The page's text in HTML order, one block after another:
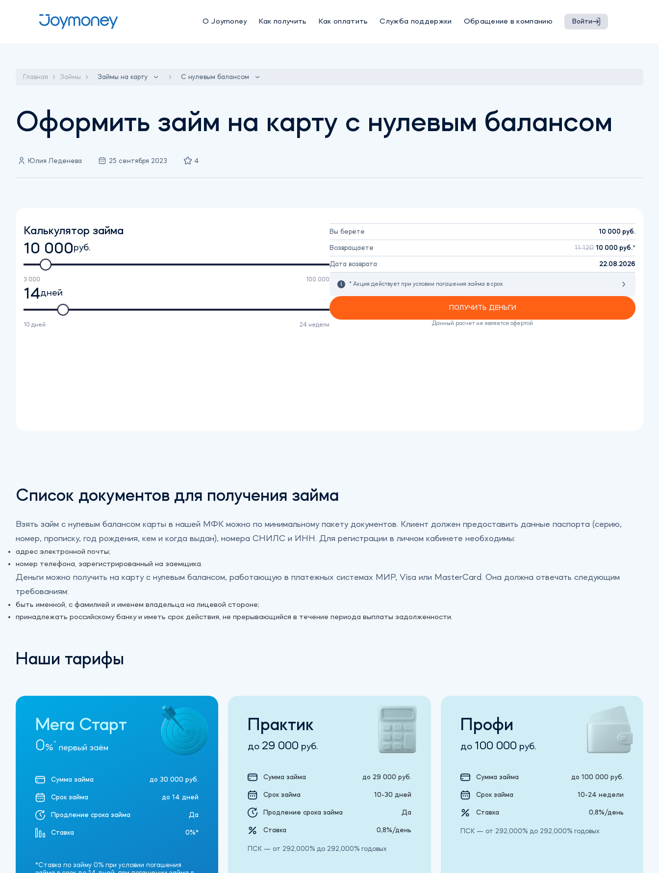
О Joymoney Как получить Как оплатить Служба поддержки Обращение в компанию Войти
Главная Займы Займы на карту C нулевым балансом
Оформить займ на карту с нулевым балансом
Юлия Леденева 25 сентября 2023 4
Калькулятор займа
10 000руб.
3 000 100 000
14дней
10 дней 24 недели
Вы берёте 10 000 руб.
Возвращаете 11 120 10 000 руб.
Дата возврата 22.08.2026
* Акция действует при условии погашения займа в срок
ПОЛУЧИТЬ ДЕНЬГИ
Данный расчет не является офертой
Список документов для получения займа
Взять займ с нулевым балансом карты в нашей МФК можно по минимальному пакету документов. Клиент должен предоставить данные паспорта (серию,
номер, прописку, год рождения, кем и когда выдан), номера СНИЛС и ИНН. Для регистрации в личном кабинете необходимы:
адрес электронной почты;
номер телефона, зарегистрированный на заемщика.
Деньги можно получить на карту с нулевым балансом, работающую в платежных системах МИР, Visa или MasterCard. Она должна отвечать следующим
требованиям:
быть именной, с фамилией и именем владельца на лицевой стороне;
принадлежать российскому банку и иметь срок действия, не прерывающийся в течение периода выплаты задолженности.
Наши тарифы
Мега Старт
0%* первый заём
Сумма займа до 30 000 руб.
Срок займа до 14 дней
Продление срока займа Да
Ставка 0%*
*Ставка по займу 0% при условии погашения
Практик
до 29 000 руб.
Сумма займа до 29 000 руб.
Срок займа 10-30 дней
Продление срока займа Да
Ставка 0,8%/день
ПСК — от 292,000% до 292,000% годовых
Профи
до 100 000 руб.
Сумма займа до 100 000 руб.
Срок займа 10-24 недели
Ставка 0,8%/день
ПСК — от 292,000% до 292,000% годовых